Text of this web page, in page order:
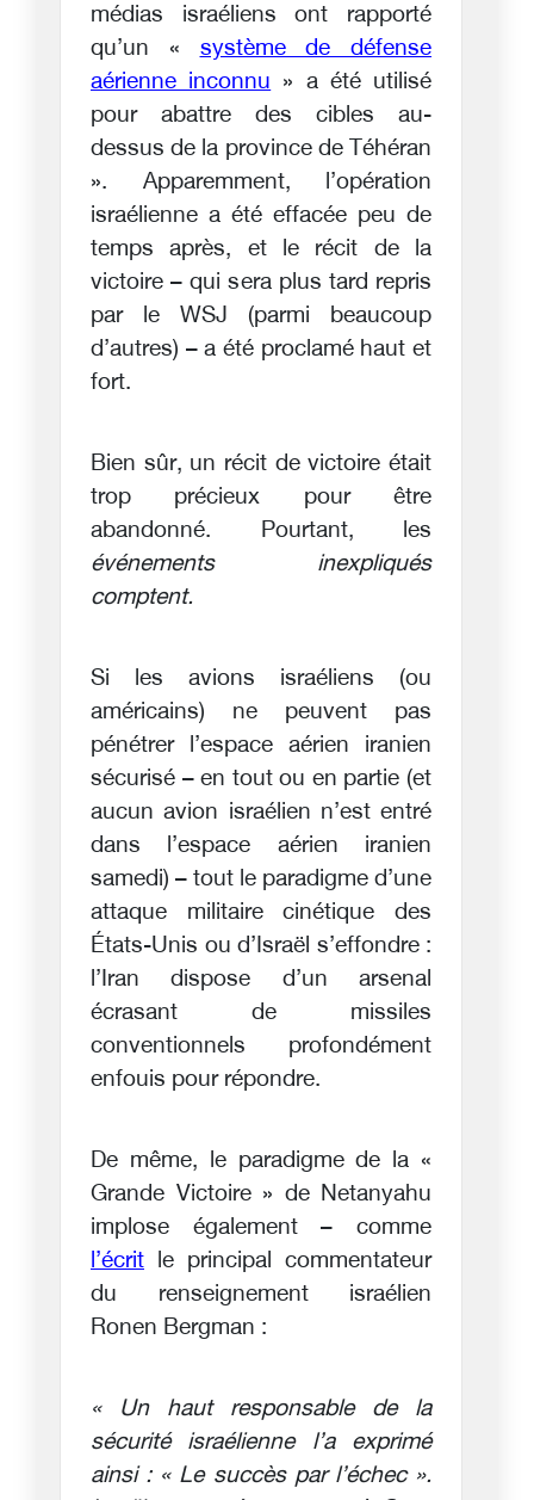
médias israéliens ont rapporté
qu’un «système de défense
aérienne inconnu» a été utilisé
pour abattre des cibles au-
dessus de la province de Téhéran
». Apparemment, l’opération
israélienne a été effacée peu de
temps après, et le récit de la
victoire – qui sera plus tard repris
par le WSJ (parmi beaucoup
d’autres) – a été proclamé haut et
fort.
Bien sûr, un récit de victoire était
trop précieux pour être
abandonné. Pourtant, les
événements inexpliqués
comptent.
Si les avions israéliens (ou
américains) ne peuvent pas
pénétrer l’espace aérien iranien
sécurisé – en tout ou en partie (et
aucun avion israélien n’est entré
dans l’espace aérien iranien
samedi) – tout le paradigme d’une
attaque militaire cinétique des
États-Unis ou d’Israël s’effondre :
l’Iran dispose d’un arsenal
écrasant de missiles
conventionnels profondément
enfouis pour répondre.
De même, le paradigme de la «
Grande Victoire » de Netanyahu
implose également – comme
l’écrit le principal commentateur
du renseignement israélien
Ronen Bergman :
« Un haut responsable de la
sécurité israélienne l’a exprimé
ainsi : « Le succès par l’échec ».